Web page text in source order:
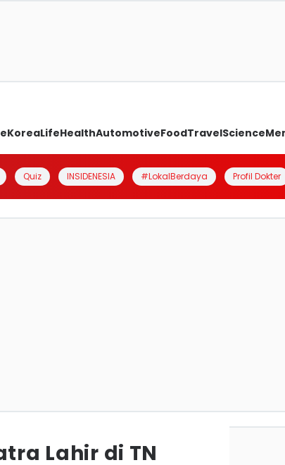
KoreaLifeHealthAutomotiveFoodTravelScience
Quiz INSIDENESIA #LokalBerdaya Profil Dokter
Lahir di TN